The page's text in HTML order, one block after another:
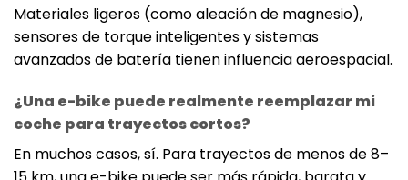
Materiales ligeros (como aleación de magnesio),
sensores de torque inteligentes y sistemas
avanzados de batería tienen influencia aeroespacial.
¿Una e-bike puede realmente reemplazar mi
coche para trayectos cortos?
En muchos casos, sí. Para trayectos de menos de 8–